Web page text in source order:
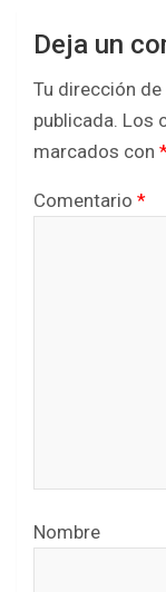
Deja un
Tu dirección
publicada. Los
marcados con
Comentario *
Nombre